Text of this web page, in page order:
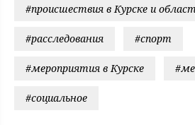
#происшествия в Курске и
#расследования #спорт
#мероприятия в Курске
#социальное